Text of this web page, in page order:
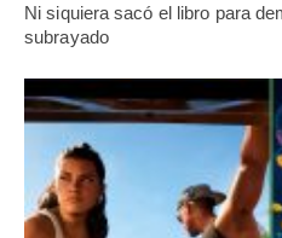
Ni siquiera sacó el libro para
subrayado